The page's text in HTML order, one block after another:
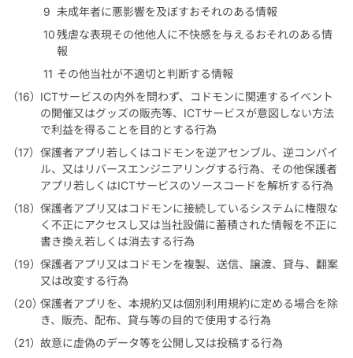
未成年者に悪影響を及ぼすおそれのある情報
残虐な表現その他他人に不快感を与えるおそれのある情
報
その他当社が不適切と判断する情報
ICTサービスの内外を問わず、コドモンに関連するイベント
の開催又はグッズの販売等、ICTサービスが意図しない方法
で利益を得ることを目的とする行為
保護者アプリ若しくはコドモンを逆アセンブル、逆コンパイ
ル、又はリバースエンジニアリングする行為、その他保護者
アプリ若しくはICTサービスのソースコードを解析する行為
保護者アプリ又はコドモンに接続しているシステムに権限な
く不正にアクセスし又は当社設備に蓄積された情報を不正に
書き換え若しくは消去する行為
保護者アプリ又はコドモンを複製、送信、譲渡、貸与、翻案
又は改変する行為
保護者アプリを、本規約又は個別利用規約に定める場合を除
き、販売、配布、貸与等の目的で使用する行為
故意に虚偽のデータ等を公開し又は投稿する行為